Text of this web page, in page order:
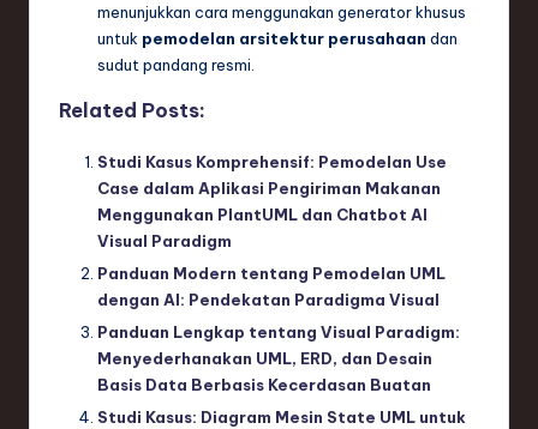
menunjukkan cara menggunakan generator khusus
untuk pemodelan arsitektur perusahaan dan
sudut pandang resmi.
Related Posts:
Studi Kasus Komprehensif: Pemodelan Use
Case dalam Aplikasi Pengiriman Makanan
Menggunakan PlantUML dan Chatbot AI
Visual Paradigm
Panduan Modern tentang Pemodelan UML
dengan AI: Pendekatan Paradigma Visual
Panduan Lengkap tentang Visual Paradigm:
Menyederhanakan UML, ERD, dan Desain
Basis Data Berbasis Kecerdasan Buatan
Studi Kasus: Diagram Mesin State UML untuk